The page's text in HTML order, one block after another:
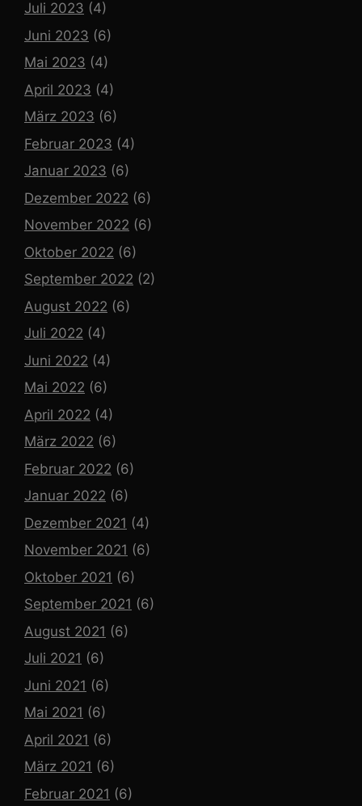
Juli 2023 (4)
Juni 2023 (6)
Mai 2023 (4)
April 2023 (4)
März 2023 (6)
Februar 2023 (4)
Januar 2023 (6)
Dezember 2022 (6)
November 2022 (6)
Oktober 2022 (6)
September 2022 (2)
August 2022 (6)
Juli 2022 (4)
Juni 2022 (4)
Mai 2022 (6)
April 2022 (4)
März 2022 (6)
Februar 2022 (6)
Januar 2022 (6)
Dezember 2021 (4)
November 2021 (6)
Oktober 2021 (6)
September 2021 (6)
August 2021 (6)
Juli 2021 (6)
Juni 2021 (6)
Mai 2021 (6)
April 2021 (6)
März 2021 (6)
Februar 2021 (6)